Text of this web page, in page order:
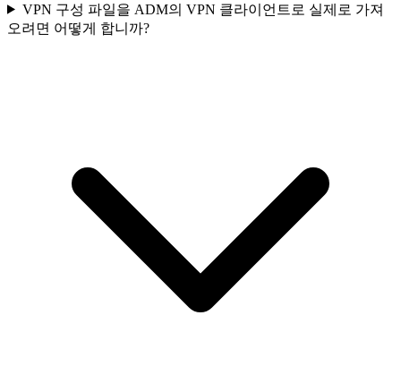
VPN 구성 파일을 ADM의 VPN 클라이언트로 실제로 가져
오려면 어떻게 합니까?